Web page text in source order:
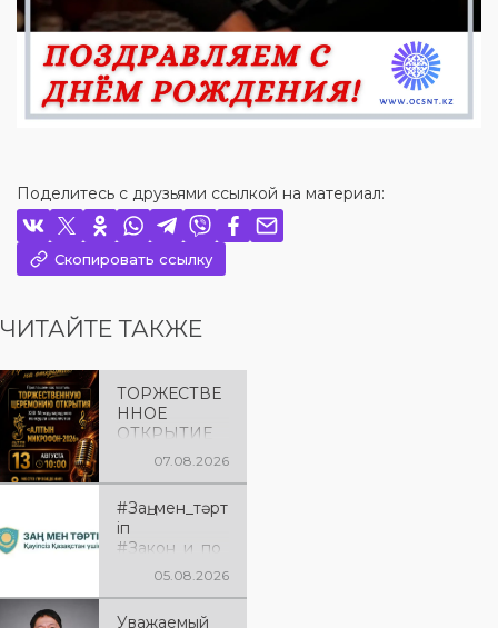
Поделитесь с друзьями ссылкой на материал:
Скопировать ссылку
ЧИТАЙТЕ ТАКЖЕ
ТОРЖЕСТВЕ
ННОЕ
ОТКРЫТИЕ
«АЛТЫН
Приглашаем
вас на
торжественн
церемонию
открытия XXII
07.08.2026
#Заң_мен_тәрт
іп
#Закон_и_по
рядок05.08.2026
Уважаемый